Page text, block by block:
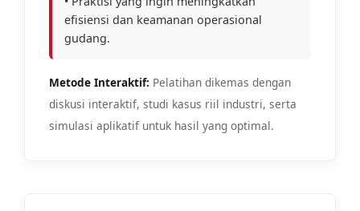
efisiensi dan keamanan operasional
gudang.
Metode Interaktif: Pelatihan dikemas dengan
diskusi interaktif, studi kasus riil industri, serta
simulasi aplikatif untuk hasil yang optimal.